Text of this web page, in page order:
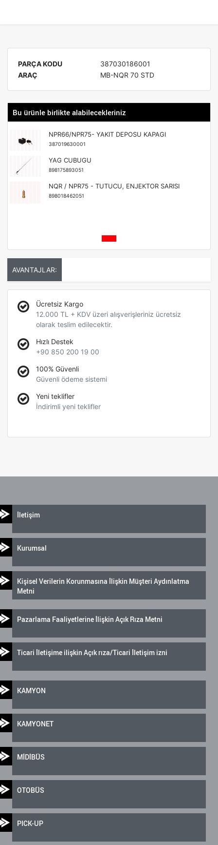
PARÇA KODU
387030186001
ARAÇ
MB-NQR 70 STD
Bu ürünle birlikte alabilecekleriniz
NPR66/NPR75- YAKIT DEPOSU KAPAGI
387019630001
YAG CUBUGU
898175893051
NQR / NPR75 - TUTUCU, ENJEKTOR SARISI
898018462051
AVANTAJLAR:
Ücretsiz Kargo
12.000 TL + KDV üzeri alışverişleriniz ücretsiz
olarak teslim edilecektir.
Hızlı Destek
+90 850 200 19 00
100% Güvenli
Güvenli ödeme sistemi
Yeni teklifler
İndirimli yeni teklifler
İletişim
Kurumsal
Kişisel Verilerin Korunmasına İlişkin Müşteri Aydınlatma
Metni
Pazarlama Faaliyetlerine İlişkin Açık Rıza Metni
Ticari İletişime ilişkin Açık rıza/Ticari İletişim izni
KAMYON
KAMYONET
MİDİBÜS
OTOBÜS
PICK-UP